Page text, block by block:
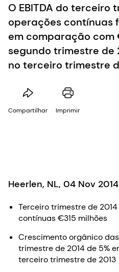
O EBITDA do terceiro
operações contínuas
em comparação com
segundo trimestre de
no terceiro trimestre
Compartilhar Imprimir
Heerlen, NL, 04 Nov
Terceiro trimestre de
contínuas €315 milhões
Crescimento orgânico
trimestre de 2014 de 5%
terceiro trimestre de 2013